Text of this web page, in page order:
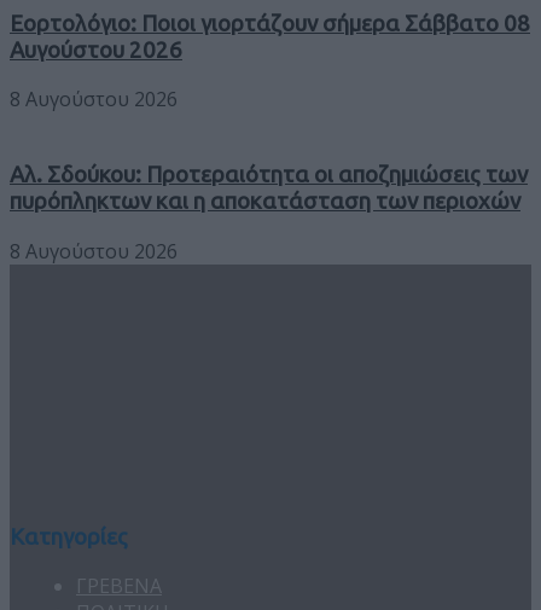
Εορτολόγιο: Ποιοι γιορτάζουν σήμερα Σάββατο 08
Αυγούστου 2026
8 Αυγούστου 2026
Αλ. Σδούκου: Προτεραιότητα οι αποζημιώσεις των
πυρόπληκτων και η αποκατάσταση των περιοχών
8 Αυγούστου 2026
Κατηγορίες
ΓΡΕΒΕΝΑ